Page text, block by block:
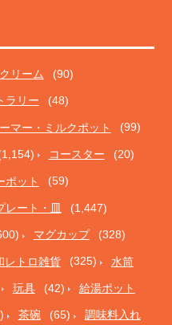
リーム (90)
ラリー (48)
マー・ミルクポット (99)
コースター (20)
ポット (59)
レート・皿 (1,447)
マグカップ (328)
レトロ雑貨 (325) 水筒
玩具 (42) 給湯ポット
茶碗 (65) 調味料入れ